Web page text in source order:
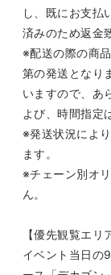
し、既にお支払
済みのため返金
※配送の際の商
第の発送となり
いますので、あ
よび、時間指定
※発送状況によ
ます。
※チェーン別オ
ん。
【優先観覧エリ
イベント当日の9